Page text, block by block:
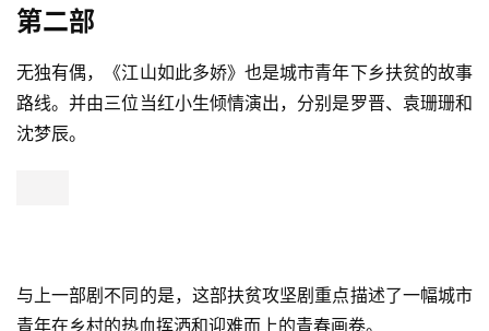
第二部
无独有偶，《江山如此多娇》也是城市青年下乡扶贫的故事
路线。并由三位当红小生倾情演出，分别是罗晋、袁珊珊和
沈梦辰。
与上一部剧不同的是，这部扶贫攻坚剧重点描述了一幅城市
青年在乡村的热血挥洒和迎难而上的青春画卷。